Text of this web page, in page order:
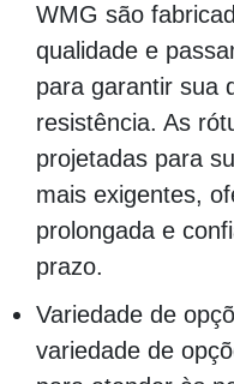
WMG são
qualidade e
para garantir sua
resistência. As
projetadas para
mais exigentes,
prolongada e
prazo.
Variedade de
variedade de